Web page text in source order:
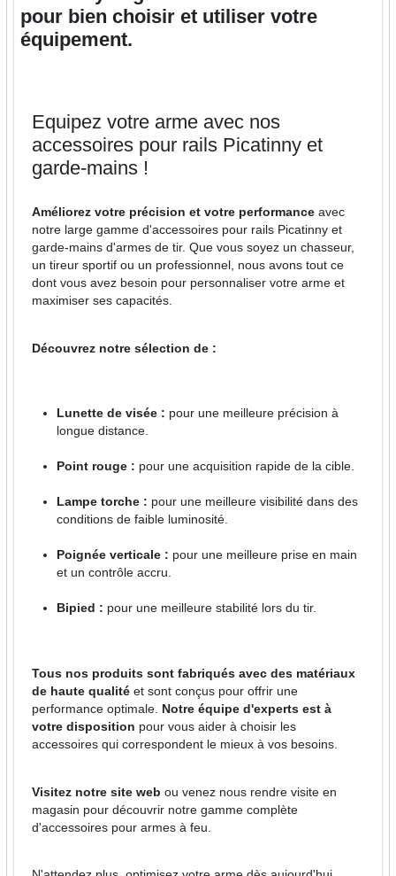
pour bien choisir et utiliser votre
équipement.
Equipez votre arme avec nos
accessoires pour rails Picatinny et
garde-mains !
Améliorez votre précision et votre performance avec
notre large gamme d'accessoires pour rails Picatinny et
garde-mains d'armes de tir. Que vous soyez un chasseur,
un tireur sportif ou un professionnel, nous avons tout ce
dont vous avez besoin pour personnaliser votre arme et
maximiser ses capacités.
Découvrez notre sélection de :
Lunette de visée : pour une meilleure précision à
longue distance.
Point rouge : pour une acquisition rapide de la cible.
Lampe torche : pour une meilleure visibilité dans des
conditions de faible luminosité.
Poignée verticale : pour une meilleure prise en main
et un contrôle accru.
Bipied : pour une meilleure stabilité lors du tir.
Tous nos produits sont fabriqués avec des matériaux
de haute qualité et sont conçus pour offrir une
performance optimale.
Notre équipe d'experts est à
votre disposition pour vous aider à choisir les
accessoires qui correspondent le mieux à vos besoins.
Visitez notre site web ou venez nous rendre visite en
magasin pour découvrir notre gamme complète
d'accessoires pour armes à feu.